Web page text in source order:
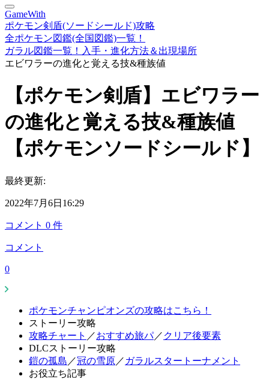
GameWith
ポケモン剣盾(ソードシールド)攻略
全ポケモン図鑑(全国図鑑)一覧！
ガラル図鑑一覧！入手・進化方法＆出現場所
エビワラーの進化と覚える技&種族値
【ポケモン剣盾】エビワラー
の進化と覚える技&種族値
【ポケモンソードシールド】
最終更新:
2022年7月6日16:29
コメント 0 件
コメント
0
ポケモンチャンピオンズの攻略はこちら！
ストーリー攻略
攻略チャート ／おすすめ旅パ／ クリア後要素
DLCストーリー攻略
鎧の孤島 ／冠の雪原／ ガラルスタートーナメント
お役立ち記事